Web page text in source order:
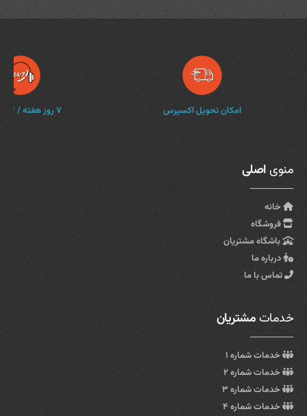
امکان تحویل اکسپرس ۷ روز هفته / ۲۴ ساعته
منویاصلی
خانه
فروشگاه
باشگاه مشتریان
درباره ما
تماس با ما
خدمات مشتریان
خدمات شماره ۱
خدمات شماره ۲
خدمات شماره ۳
خدمات شماره ۴